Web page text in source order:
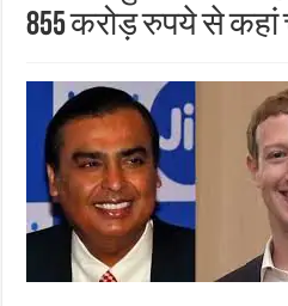
855 करोड़ रुपये से